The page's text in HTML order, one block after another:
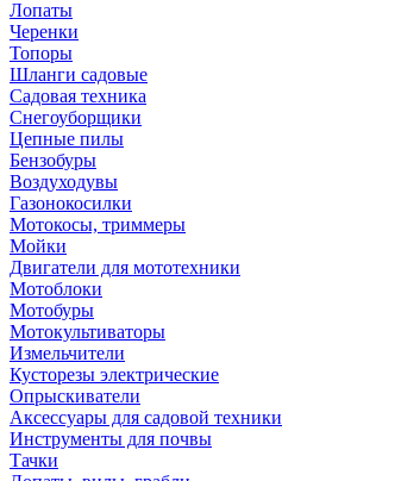
Лопаты
Черенки
Топоры
Шланги садовые
Садовая техника
Снегоуборщики
Цепные пилы
Бензобуры
Воздуходувы
Газонокосилки
Мотокосы, триммеры
Мойки
Двигатели для мототехники
Мотоблоки
Мотобуры
Мотокультиваторы
Измельчители
Кусторезы электрические
Опрыскиватели
Аксессуары для садовой техники
Инструменты для почвы
Тачки